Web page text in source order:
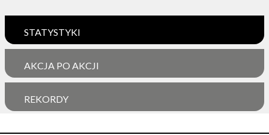
STATYSTYKI
AKCJA PO AKCJI
REKORDY